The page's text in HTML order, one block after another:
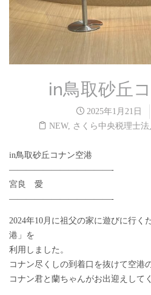
in鳥取砂丘
2025年1月21日
NEW, さくら中央税理士法
in鳥取砂丘コナン空港
————————————-
宮良 愛
————————————-
2024年10月に祖父の家に遊びに行く
港」を
利用しました。
コナン尽くしの到着口を抜けて空港
コナン君と蘭ちゃんがお出迎えして